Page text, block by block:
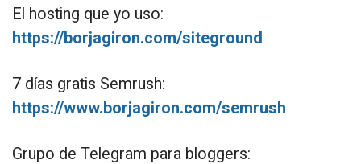
El hosting que yo uso:
https://borjagiron.com/siteground
7 días gratis Semrush:
https://www.borjagiron.com/semrush
Grupo de Telegram para bloggers: